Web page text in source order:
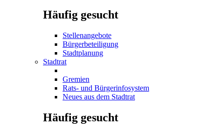
Häufig gesucht
Stellenangebote
Bürgerbeteiligung
Stadtplanung
Stadtrat
Gremien
Rats- und Bürgerinfosystem
Neues aus dem Stadtrat
Häufig gesucht